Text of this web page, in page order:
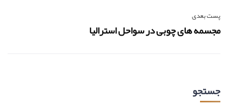
پست بعدی
مجسمه های چوبی در سواحل استرالیا
جستجو